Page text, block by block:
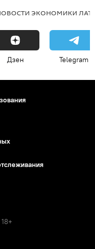
ЭКОНОМИКИ
Дзен Telegram